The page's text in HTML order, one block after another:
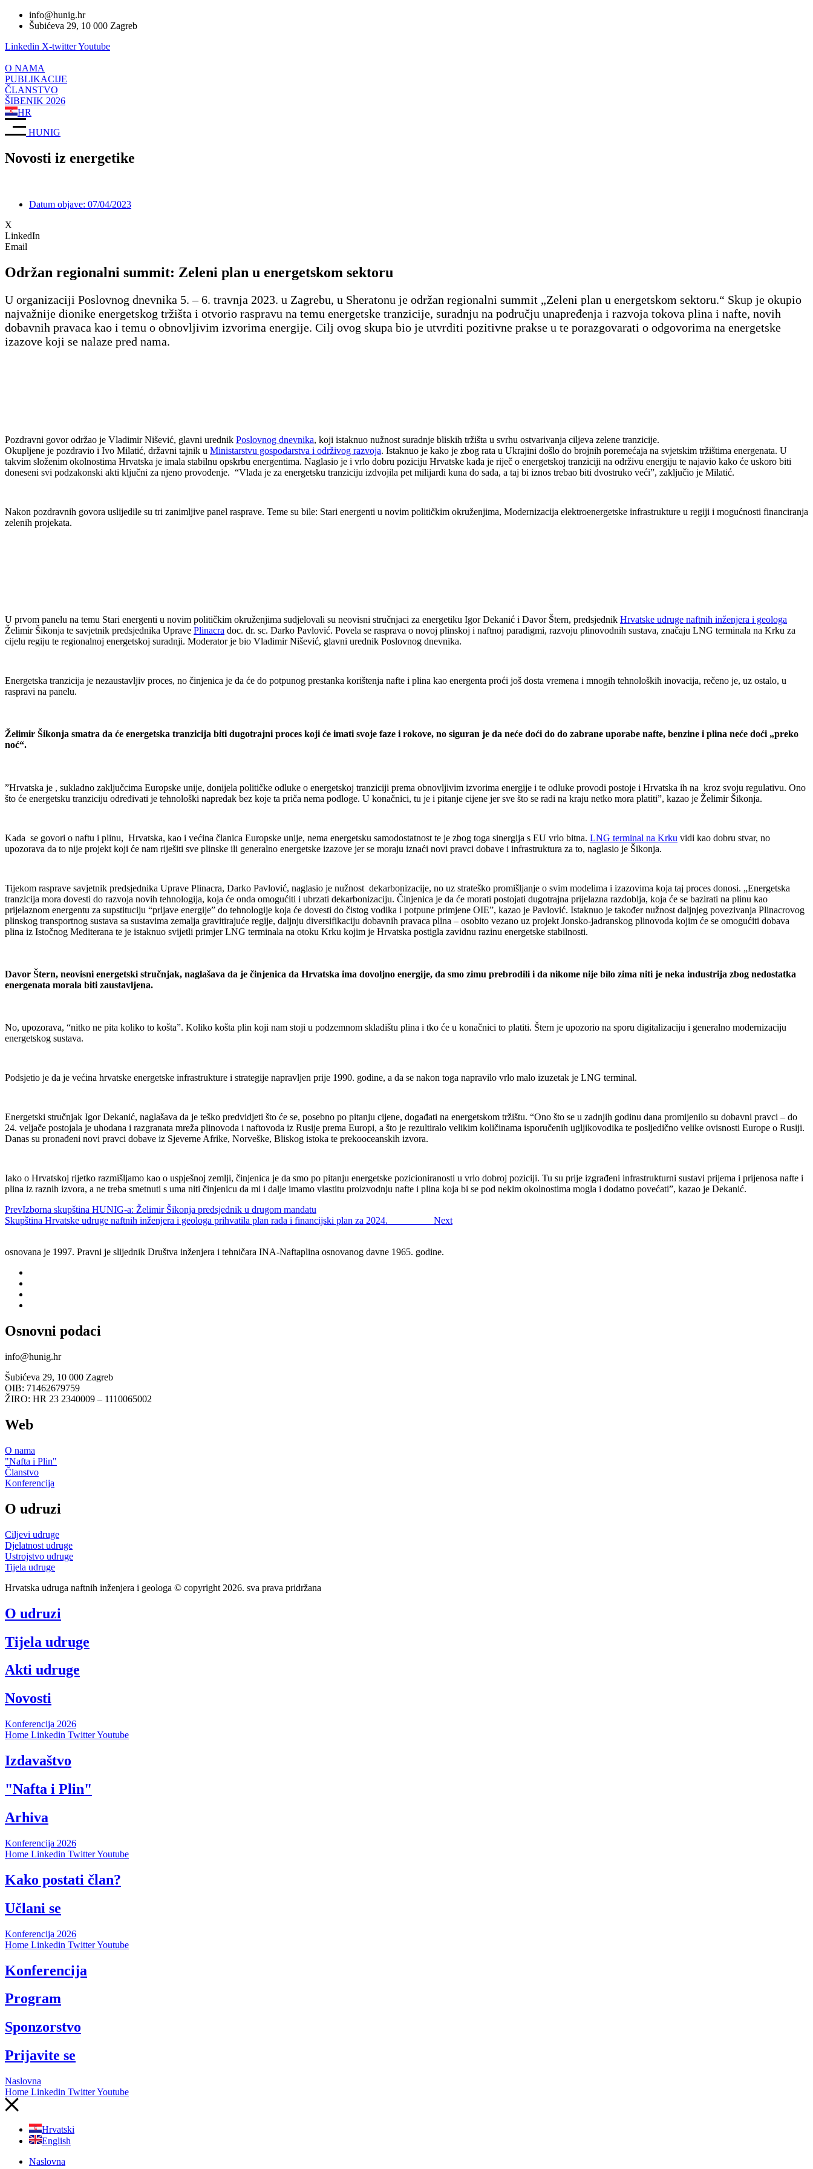
info@hunig.hr
Šubićeva 29, 10 000 Zagreb
Linkedin X-twitterYoutube
O NAMA
PUBLIKACIJE
ČLANSTVO
ŠIBENIK 2026
HR
HUNIG
Novosti iz energetike
Datum objave: 07/04/2023
X
LinkedIn
Email
Održan regionalni summit: Zeleni plan u energetskom sektoru
U organizaciji Poslovnog dnevnika 5. – 6. travnja 2023. u Zagrebu, u Sheratonu je održan regionalni summit „Zeleni plan u energetskom sektoru.“ Skup je okupio
najvažnije dionike energetskog tržišta i otvorio raspravu na temu energetske tranzicije, suradnju na području unapređenja i razvoja tokova plina i nafte, novih
dobavnih pravaca kao i temu o obnovljivim izvorima energije. Cilj ovog skupa bio je utvrditi pozitivne prakse u te porazgovarati o odgovorima na energetske
izazove koji se nalaze pred nama.
Pozdravni govor održao je Vladimir Nišević, glavni urednik Poslovnog dnevnika, koji istaknuo nužnost suradnje bliskih tržišta u svrhu ostvarivanja ciljeva zelene tranzicije.
Okupljene je pozdravio i Ivo Milatić, državni tajnik u Ministarstvu gospodarstva i održivog razvoja. Istaknuo je kako je zbog rata u Ukrajini došlo do brojnih poremećaja na svjetskim tržištima energenata. U
takvim složenim okolnostima Hrvatska je imala stabilnu opskrbu energentima. Naglasio je i vrlo dobru poziciju Hrvatske kada je riječ o energetskoj tranziciji na održivu energiju te najavio kako će uskoro biti
doneseni svi podzakonski akti ključni za njeno provođenje. “Vlada je za energetsku tranziciju izdvojila pet milijardi kuna do sada, a taj bi iznos trebao biti dvostruko veći”, zaključio je Milatić.
Nakon pozdravnih govora uslijedile su tri zanimljive panel rasprave. Teme su bile: Stari energenti u novim političkim okruženjima, Modernizacija elektroenergetske infrastrukture u regiji i mogućnosti financiranja
zelenih projekata.
U prvom panelu na temu Stari energenti u novim političkim okruženjima sudjelovali su neovisni stručnjaci za energetiku Igor Dekanić i Davor Štern, predsjednik Hrvatske udruge naftnih inženjera i geologa
Želimir Šikonja te savjetnik predsjednika Uprave Plinacra doc. dr. sc. Darko Pavlović. Povela se rasprava o novoj plinskoj i naftnoj paradigmi, razvoju plinovodnih sustava, značaju LNG terminala na Krku za
cijelu regiju te regionalnoj energetskoj suradnji. Moderator je bio Vladimir Nišević, glavni urednik Poslovnog dnevnika.
Energetska tranzicija je nezaustavljiv proces, no činjenica je da će do potpunog prestanka korištenja nafte i plina kao energenta proći još dosta vremena i mnogih tehnoloških inovacija, rečeno je, uz ostalo, u
raspravi na panelu.
Želimir Šikonja smatra da će energetska tranzicija biti dugotrajni proces koji će imati svoje faze i rokove, no siguran je da neće doći do do zabrane uporabe nafte, benzine i plina neće doći „preko
noć“.
”Hrvatska je , sukladno zaključcima Europske unije, donijela političke odluke o energetskoj tranziciji prema obnovljivim izvorima energije i te odluke provodi postoje i Hrvatska ih na kroz svoju regulativu. Ono
što će energetsku tranziciju određivati je tehnološki napredak bez koje ta priča nema podloge. U konačnici, tu je i pitanje cijene jer sve što se radi na kraju netko mora platiti”, kazao je Želimir Šikonja.
Kada se govori o naftu i plinu, Hrvatska, kao i većina članica Europske unije, nema energetsku samodostatnost te je zbog toga sinergija s EU vrlo bitna. LNG terminal na Krku vidi kao dobru stvar, no
upozorava da to nije projekt koji će nam riješiti sve plinske ili generalno energetske izazove jer se moraju iznaći novi pravci dobave i infrastruktura za to, naglasio je Šikonja.
Tijekom rasprave savjetnik predsjednika Uprave Plinacra, Darko Pavlović, naglasio je nužnost dekarbonizacije, no uz strateško promišljanje o svim modelima i izazovima koja taj proces donosi. „Energetska
tranzicija mora dovesti do razvoja novih tehnologija, koja će onda omogućiti i ubrzati dekarbonizaciju. Činjenica je da će morati postojati dugotrajna prijelazna razdoblja, koja će se bazirati na plinu kao
prijelaznom energentu za supstituciju “prljave energije” do tehnologije koja će dovesti do čistog vodika i potpune primjene OIE”, kazao je Pavlović. Istaknuo je također nužnost daljnjeg povezivanja Plinacrovog
plinskog transportnog sustava sa sustavima zemalja gravitirajuće regije, daljnju diversifikaciju dobavnih pravaca plina – osobito vezano uz projekt Jonsko-jadranskog plinovoda kojim će se omogućiti dobava
plina iz Istočnog Mediterana te je istaknuo svijetli primjer LNG terminala na otoku Krku kojim je Hrvatska postigla zavidnu razinu energetske stabilnosti.
Davor Štern, neovisni energetski stručnjak, naglašava da je činjenica da Hrvatska ima dovoljno energije, da smo zimu prebrodili i da nikome nije bilo zima niti je neka industrija zbog nedostatka
energenata morala biti zaustavljena.
No, upozorava, “nitko ne pita koliko to košta”. Koliko košta plin koji nam stoji u podzemnom skladištu plina i tko će u konačnici to platiti. Štern je upozorio na sporu digitalizaciju i generalno modernizaciju
energetskog sustava.
Podsjetio je da je većina hrvatske energetske infrastrukture i strategije napravljen prije 1990. godine, a da se nakon toga napravilo vrlo malo izuzetak je LNG terminal.
Energetski stručnjak Igor Dekanić, naglašava da je teško predvidjeti što će se, posebno po pitanju cijene, događati na energetskom tržištu. “Ono što se u zadnjih godinu dana promijenilo su dobavni pravci – do
24. veljače postojala je uhodana i razgranata mreža plinovoda i naftovoda iz Rusije prema Europi, a što je rezultiralo velikim količinama isporučenih ugljikovodika te posljedično velike ovisnosti Europe o Rusiji.
Danas su pronađeni novi pravci dobave iz Sjeverne Afrike, Norveške, Bliskog istoka te prekooceanskih izvora.
Iako o Hrvatskoj rijetko razmišljamo kao o uspješnoj zemlji, činjenica je da smo po pitanju energetske pozicioniranosti u vrlo dobroj poziciji. Tu su prije izgrađeni infrastrukturni sustavi prijema i prijenosa nafte i
plina iz raznih izvora, a ne treba smetnuti s uma niti činjenicu da mi i dalje imamo vlastitu proizvodnju nafte i plina koja bi se pod nekim okolnostima mogla i dodatno povećati”, kazao je Dekanić.
PrevIzborna skupština HUNIG-a: Želimir Šikonja predsjednik u drugom mandatu
Skupština Hrvatske udruge naftnih inženjera i geologa prihvatila plan rada i financijski plan za 2024. Next
osnovana je 1997. Pravni je slijednik Društva inženjera i tehničara INA-Naftaplina osnovanog davne 1965. godine.
Osnovni podaci
info@hunig.hr
Šubićeva 29, 10 000 Zagreb
OIB: 71462679759
ŽIRO: HR 23 2340009 – 1110065002
Web
O nama
"Nafta i Plin"
Članstvo
Konferencija
O udruzi
Ciljevi udruge
Djelatnost udruge
Ustrojstvo udruge
Tijela udruge
Hrvatska udruga naftnih inženjera i geologa © copyright 2026. sva prava pridržana
O udruzi
Tijela udruge
Akti udruge
Novosti
Konferencija 2026
Home Linkedin TwitterYoutube
Izdavaštvo
"Nafta i Plin"
Arhiva
Konferencija 2026
Home Linkedin TwitterYoutube
Kako postati član?
Učlani se
Konferencija 2026
Home Linkedin TwitterYoutube
Konferencija
Program
Sponzorstvo
Prijavite se
Naslovna
Home Linkedin TwitterYoutube
Hrvatski
English
Naslovna